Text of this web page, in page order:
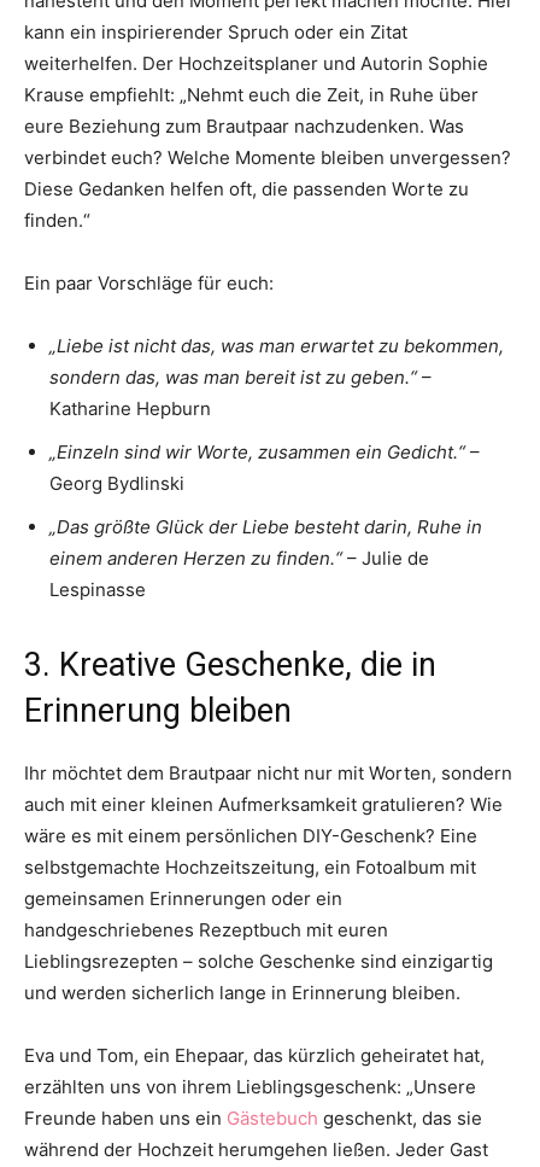
kann ein inspirierender Spruch oder ein Zitat
weiterhelfen. Der Hochzeitsplaner und Autorin Sophie
Krause empfiehlt: „Nehmt euch die Zeit, in Ruhe über
eure Beziehung zum Brautpaar nachzudenken. Was
verbindet euch? Welche Momente bleiben unvergessen?
Diese Gedanken helfen oft, die passenden Worte zu
finden.“
Ein paar Vorschläge für euch:
„Liebe ist nicht das, was man erwartet zu bekommen,
sondern das, was man bereit ist zu geben.“–
Katharine Hepburn
„Einzeln sind wir Worte, zusammen ein Gedicht.“–
Georg Bydlinski
„Das größte Glück der Liebe besteht darin, Ruhe in
einem anderen Herzen zu finden.“– Julie de
Lespinasse
3. Kreative Geschenke, die in
Erinnerung bleiben
Ihr möchtet dem Brautpaar nicht nur mit Worten, sondern
auch mit einer kleinen Aufmerksamkeit gratulieren? Wie
wäre es mit einem persönlichen DIY-Geschenk? Eine
selbstgemachte Hochzeitszeitung, ein Fotoalbum mit
gemeinsamen Erinnerungen oder ein
handgeschriebenes Rezeptbuch mit euren
Lieblingsrezepten – solche Geschenke sind einzigartig
und werden sicherlich lange in Erinnerung bleiben.
Eva und Tom, ein Ehepaar, das kürzlich geheiratet hat,
erzählten uns von ihrem Lieblingsgeschenk: „Unsere
Freunde haben uns ein Gästebuch geschenkt, das sie
während der Hochzeit herumgehen ließen. Jeder Gast